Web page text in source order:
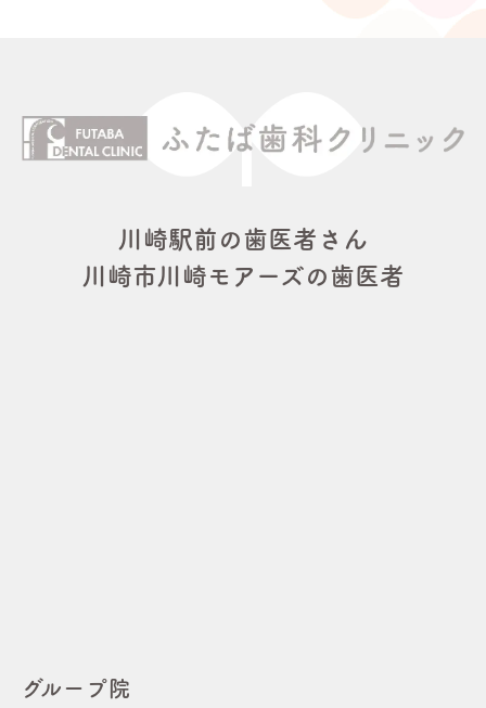
川崎駅前の歯医者さん
川崎市川崎モアーズの歯医者
グループ院